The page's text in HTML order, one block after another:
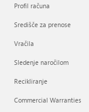
Profil računa
Središče za prenose
Vračila
Sledenje naročilom
Recikliranje
Commercial Warranties